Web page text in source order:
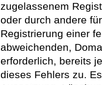
zugelassenem
oder durch andere
Registrierung einer
abweichenden,
erforderlich, bereits
dieses Fehlers zu.